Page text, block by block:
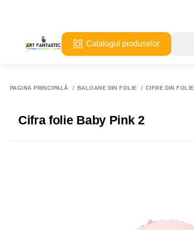
Catalogul produselor
PAGINA PRINCIPALĂ BALOANE DIN FOLIE CIFRE DIN FOLIE
Cifra folie Baby Pink 2